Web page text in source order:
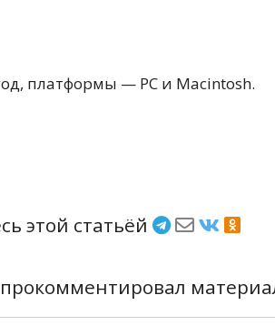
платформы — PC и Macintosh.
этой статьёй